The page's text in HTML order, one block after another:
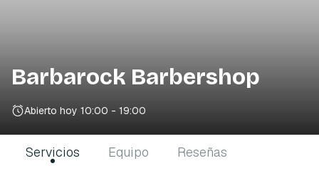
Barbarock Barbershop
Abierto hoy 10:00 - 19:00
Servicios Equipo Reseñas